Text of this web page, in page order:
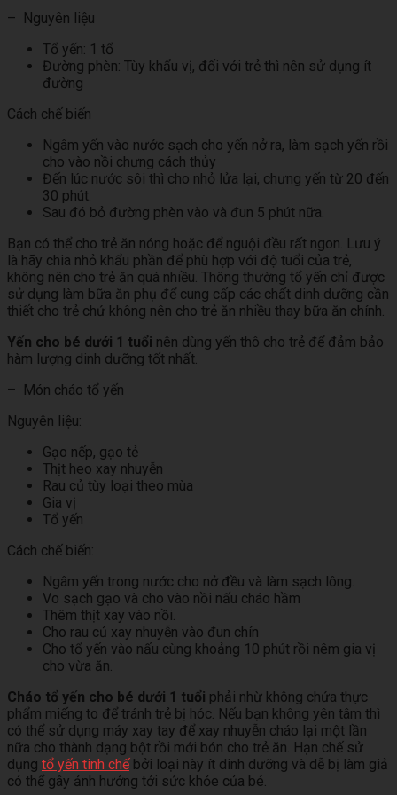
– Nguyên liệu
Tổ yến: 1 tổ
Đường phèn: Tùy khẩu vị, đối với trẻ thì nên sử dụng ít
đường
Cách chế biến
Ngâm yến vào nước sạch cho yến nở ra, làm sạch yến rồi
cho vào nồi chưng cách thủy
Đến lúc nước sôi thì cho nhỏ lửa lại, chưng yến từ 20 đến
30 phút.
Sau đó bỏ đường phèn vào và đun 5 phút nữa.
Bạn có thể cho trẻ ăn nóng hoặc để nguội đều rất ngon. Lưu ý
là hãy chia nhỏ khẩu phần để phù hợp với độ tuổi của trẻ,
không nên cho trẻ ăn quá nhiều. Thông thường tổ yến chỉ được
sử dụng làm bữa ăn phụ để cung cấp các chất dinh dưỡng cần
thiết cho trẻ chứ không nên cho trẻ ăn nhiều thay bữa ăn chính.
Yến cho bé dưới 1 tuổi nên dùng yến thô cho trẻ để đảm bảo
hàm lượng dinh dưỡng tốt nhất.
– Món cháo tổ yến
Nguyên liệu:
Gạo nếp, gạo tẻ
Thịt heo xay nhuyễn
Rau củ tùy loại theo mùa
Gia vị
Tổ yến
Cách chế biến:
Ngâm yến trong nước cho nở đều và làm sạch lông.
Vo sạch gạo và cho vào nồi nấu cháo hầm
Thêm thịt xay vào nồi.
Cho rau củ xay nhuyễn vào đun chín
Cho tổ yến vào nấu cùng khoảng 10 phút rồi nêm gia vị
cho vừa ăn.
Cháo tổ yến cho bé dưới 1 tuổi phải nhừ không chứa thực
phẩm miếng to để tránh trẻ bị hóc. Nếu bạn không yên tâm thì
có thể sử dụng máy xay tay để xay nhuyễn cháo lại một lần
nữa cho thành dạng bột rồi mới bón cho trẻ ăn. Hạn chế sử
dụng tổ yến tinh chếbởi loại này ít dinh dưỡng và dễ bị làm giả
có thể gây ảnh hưởng tới sức khỏe của bé.